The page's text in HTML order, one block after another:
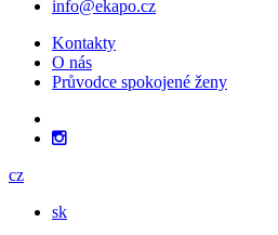
info@ekapo.cz
Kontakty
O nás
Průvodce spokojené ženy
cz
sk